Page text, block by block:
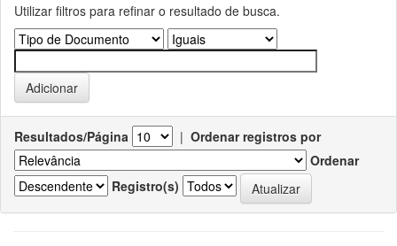
Utilizar filtros para refinar o resultado de busca.
Resultados/Página | Ordenar registros por
Ordenar
Registro(s)